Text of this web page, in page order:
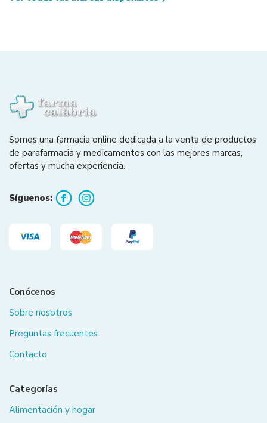
Somos una farmacia online dedicada a la venta de productos
de parafarmacia y medicamentos con las mejores marcas,
ofertas y mucha experiencia.
Síguenos:
Conócenos
Sobre nosotros
Preguntas frecuentes
Contacto
Categorías
Alimentación y hogar